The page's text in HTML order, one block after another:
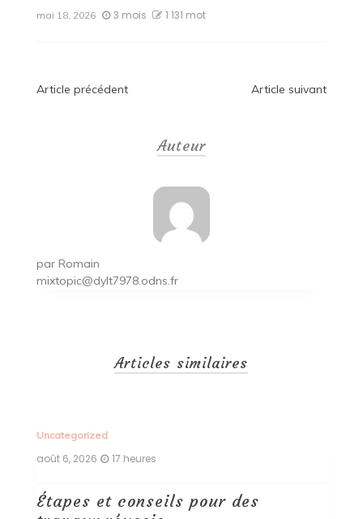
mai 18, 2026 3 mois 1 131 mot
Navigation
Article précédent Article suivant
Auteur
par Romain
mixtopic@dylt7978.odns.fr
Articles similaires
Uncategorized
août 6, 2026 18 heures
Découvrez les styles les plus